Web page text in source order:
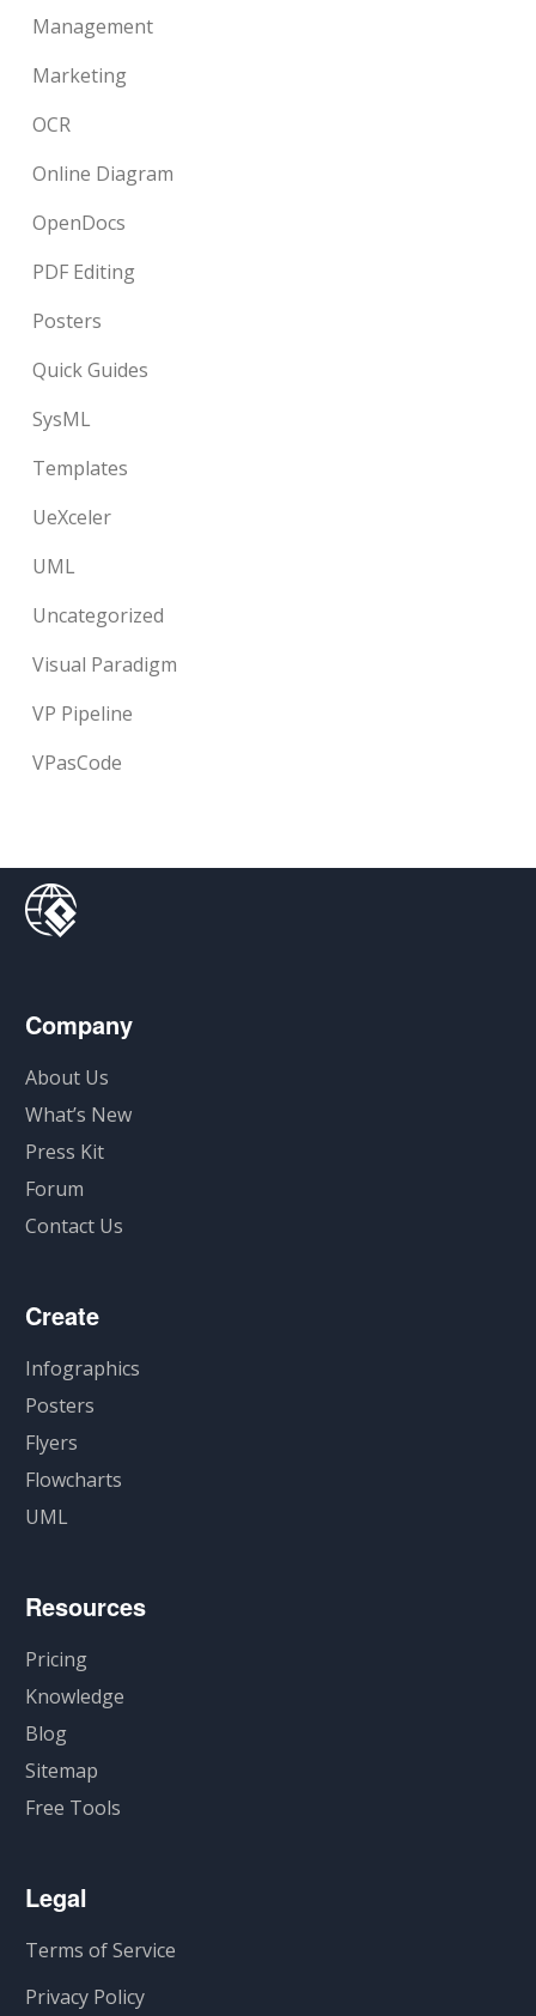
Management
Marketing
OCR
Online Diagram
OpenDocs
PDF Editing
Posters
Quick Guides
SysML
Templates
UeXceler
UML
Uncategorized
Visual Paradigm
VP Pipeline
VPasCode
Company
About Us
What’s New
Press Kit
Forum
Contact Us
Create
Infographics
Posters
Flyers
Flowcharts
UML
Resources
Pricing
Knowledge
Blog
Sitemap
Free Tools
Legal
Terms of Service
Privacy Policy